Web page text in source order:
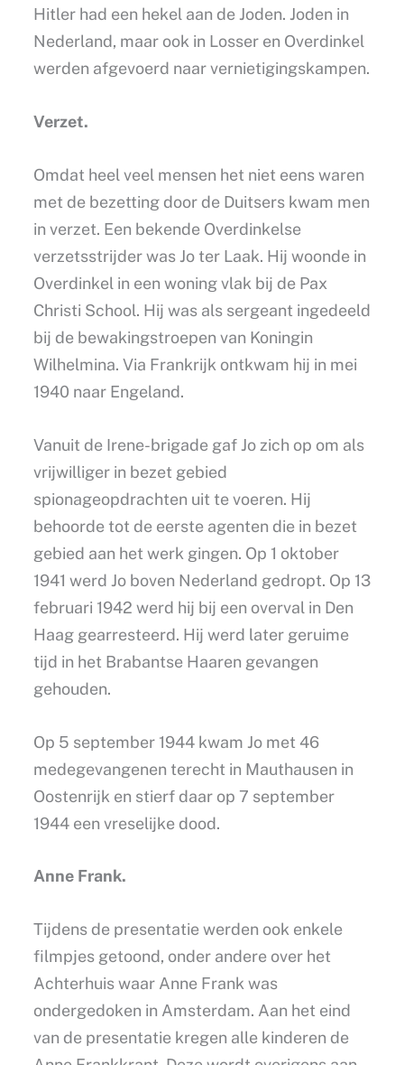
Hitler had een hekel aan de Joden. Joden in
Nederland, maar ook in Losser en Overdinkel
werden afgevoerd naar vernietigingskampen.
Verzet.
Omdat heel veel mensen het niet eens waren
met de bezetting door de Duitsers kwam men
in verzet. Een bekende Overdinkelse
verzetsstrijder was Jo ter Laak. Hij woonde in
Overdinkel in een woning vlak bij de Pax
Christi School. Hij was als sergeant ingedeeld
bij de bewakingstroepen van Koningin
Wilhelmina. Via Frankrijk ontkwam hij in mei
1940 naar Engeland.
Vanuit de Irene-brigade gaf Jo zich op om als
vrijwilliger in bezet gebied
spionageopdrachten uit te voeren. Hij
behoorde tot de eerste agenten die in bezet
gebied aan het werk gingen. Op 1 oktober
1941 werd Jo boven Nederland gedropt. Op 13
februari 1942 werd hij bij een overval in Den
Haag gearresteerd. Hij werd later geruime
tijd in het Brabantse Haaren gevangen
gehouden.
Op 5 september 1944 kwam Jo met 46
medegevangenen terecht in Mauthausen in
Oostenrijk en stierf daar op 7 september
1944 een vreselijke dood.
Anne Frank.
Tijdens de presentatie werden ook enkele
filmpjes getoond, onder andere over het
Achterhuis waar Anne Frank was
ondergedoken in Amsterdam. Aan het eind
van de presentatie kregen alle kinderen de